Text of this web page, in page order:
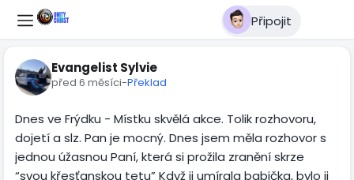
Připojit
Evangelist Sylvie
před 6 měsíci-Překlad
Dnes ve Frýdku - Místku skvělá akce. Tolik rozhovoru,
dojetí a slz. Pan je mocný. Dnes jsem měla rozhovor s
jednou úžasnou Paní, která si prožila zranění skrze
“svou křesťanskou tetu” Když ji umírala babička, bylo ji